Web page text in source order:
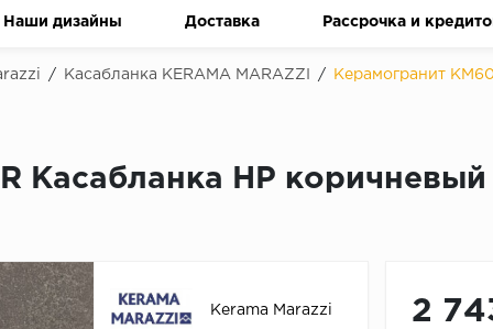
Наши дизайны Доставка Рассрочка и
/ Касабланка KЕRАМА МАRАZZI / Керамогранит
Касабланка HP
Kerama Marazzi 2